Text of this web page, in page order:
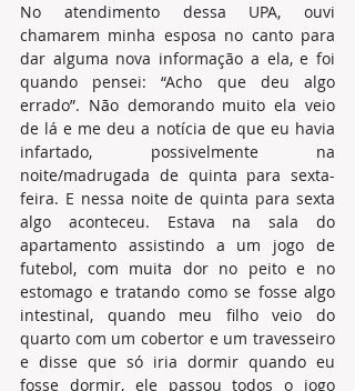
No atendimento dessa UPA, ouvi
chamarem minha esposa no canto para
dar alguma nova informação a ela, e foi
quando pensei: “Acho que deu algo
errado”. Não demorando muito ela veio
de lá e me deu a notícia de que eu havia
infartado, possivelmente na
noite/madrugada de quinta para sexta-
feira. E nessa noite de quinta para sexta
algo aconteceu. Estava na sala do
apartamento assistindo a um jogo de
futebol, com muita dor no peito e no
estomago e tratando como se fosse algo
intestinal, quando meu filho veio do
quarto com um cobertor e um travesseiro
e disse que só iria dormir quando eu
fosse dormir, ele passou todos o jogo